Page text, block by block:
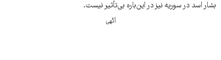
بشار اسد در سوریه نیز در این‌باره بی‌تأثیر نیست.
آگهی